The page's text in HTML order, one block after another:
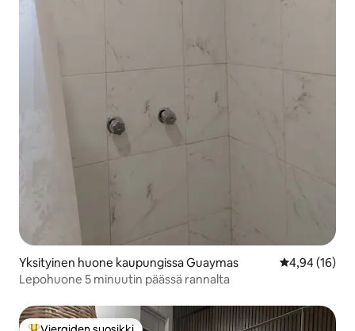
Yksityinen huone kaupungissa Guaymas
4,94 (16)
Lepohuone 5 minuutin päässä rannalta